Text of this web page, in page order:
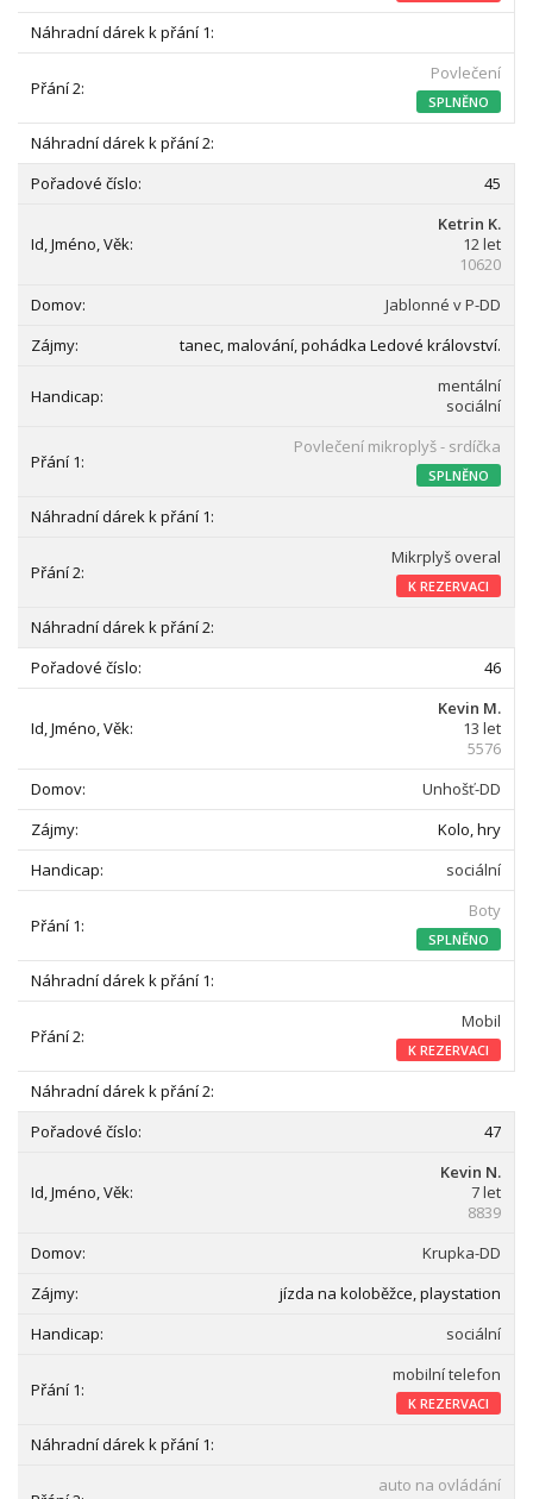
Povlečení
SPLNĚNO
45
Ketrin K.
12 let
10620
Jablonné v P-DD
tanec, malování, pohádka Ledové království.
mentální
sociální
Povlečení mikroplyš - srdíčka
SPLNĚNO
Mikrplyš overal
K REZERVACI
46
Kevin M.
13 let
5576
Unhošť-DD
Kolo, hry
sociální
Boty
SPLNĚNO
Mobil
K REZERVACI
47
Kevin N.
7 let
8839
Krupka-DD
jízda na koloběžce, playstation
sociální
mobilní telefon
K REZERVACI
auto na ovládání